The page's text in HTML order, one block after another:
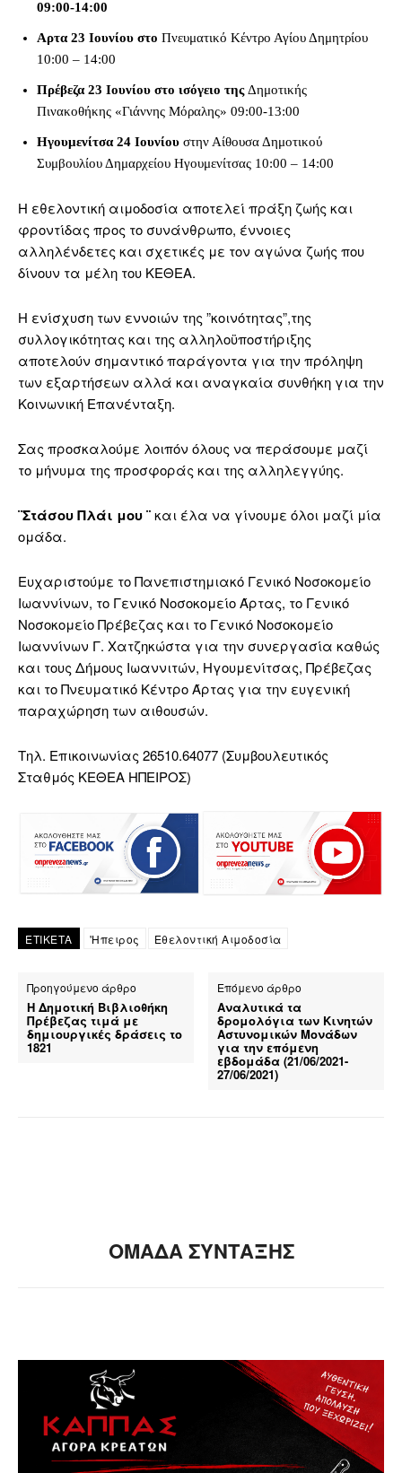
09:00-14:00
Αρτα 23 Ιουνίου στο Πνευματικό Κέντρο Αγίου Δημητρίου
10:00 – 14:00
Πρέβεζα 23 Ιουνίου στο ισόγειο τηςΔημοτικής
Πινακοθήκης «Γιάννης Μόραλης» 09:00-13:00
Ηγουμενίτσα 24 Ιουνίου στην Αίθουσα Δημοτικού
Συμβουλίου Δημαρχείου Ηγουμενίτσας 10:00 – 14:00
Η εθελοντική αιμοδοσία αποτελεί πράξη ζωής και
φροντίδας προς το συνάνθρωπο, έννοιες
αλληλένδετες και σχετικές με τον αγώνα ζωής που
δίνουν τα μέλη του ΚΕΘΕΑ.
Η ενίσχυση των εννοιών της ”κοινότητας”,της
συλλογικότητας και της αλληλοϋποστήριξης
αποτελούν σημαντικό παράγοντα για την πρόληψη
των εξαρτήσεων αλλά και αναγκαία συνθήκη για την
Κοινωνική Επανένταξη.
Σας προσκαλούμε λοιπόν όλους να περάσουμε μαζί
το μήνυμα της προσφοράς και της αλληλεγγύης.
¨Στάσου Πλάι μου ¨και έλα να γίνουμε όλοι μαζί μία
ομάδα.
Ευχαριστούμε το Πανεπιστημιακό Γενικό Νοσοκομείο
Ιωαννίνων, το Γενικό Νοσοκομείο Άρτας, το Γενικό
Νοσοκομείο Πρέβεζας και το Γενικό Νοσοκομείο
Ιωαννίνων Γ. Χατζηκώστα για την συνεργασία καθώς
και τους Δήμους Ιωαννιτών, Ηγουμενίτσας, Πρέβεζας
και το Πνευματικό Κέντρο Άρτας για την ευγενική
παραχώρηση των αιθουσών.
Τηλ. Επικοινωνίας 26510.64077 (Συμβουλευτικός
Σταθμός ΚΕΘΕΑ ΗΠΕΙΡΟΣ)
ΕΤΙΚΕΤΑ 'Ηπειρος Εθελοντική Αιμοδοσία
Προηγούμενο άρθρο
Η Δημοτική Βιβλιοθήκη
Πρέβεζας τιμά με
δημιουργικές δράσεις το
1821
Επόμενο άρθρο
Αναλυτικά τα
δρομολόγια των Κινητών
Αστυνομικών Μονάδων
για την επόμενη
εβδομάδα (21/06/2021-
27/06/2021)
ΟΜΑΔΑ ΣΥΝΤΑΞΗΣ